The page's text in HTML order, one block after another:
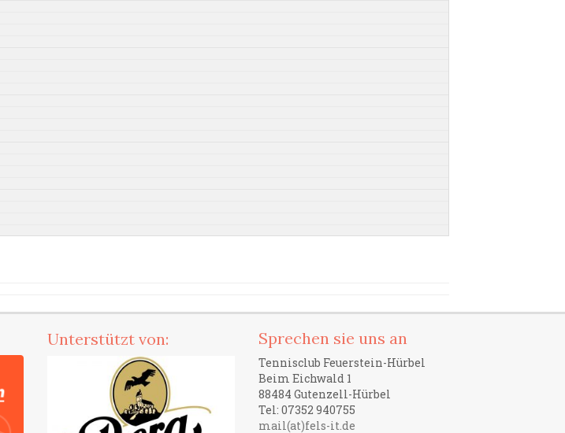
Unterstützt von: Sprechen sie uns an
Tennisclub Feuerstein-Hürbel
Beim Eichwald 1
88484 Gutenzell-Hürbel
Tel: 07352 940755
mail(at)fels-it.de